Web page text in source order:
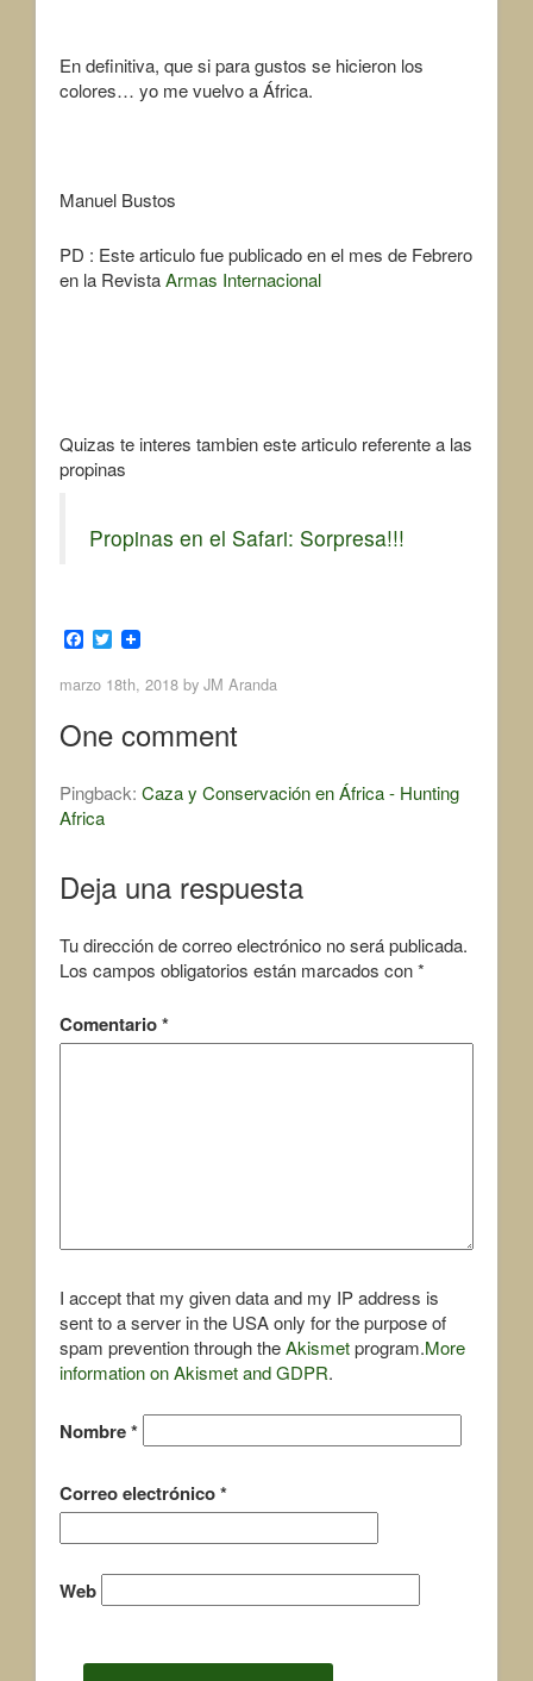
En definitiva, que si para gustos se hicieron los
colores… yo me vuelvo a África.
Manuel Bustos
PD : Este articulo fue publicado en el mes de Febrero
en la RevistaArmas Internacional
Quizas te interes tambien este articulo referente a las
propinas
Propinas en el Safari: Sorpresa!!!
F
a
c
e
o
o
T
w
i
t
e
marzo 18th, 2018 by JM Aranda
One comment
Pingback: Caza y Conservación en África - Hunting
Africa
Deja una respuesta
Tu dirección de correo electrónico no será publicada.
Los campos obligatorios están marcados con*
Comentario*
I accept that my given data and my IP address is
sent to a server in the USA only for the purpose of
spam prevention through theAkismetprogram.More
information on Akismet and GDPR.
Nombre*
Correo electrónico*
Web